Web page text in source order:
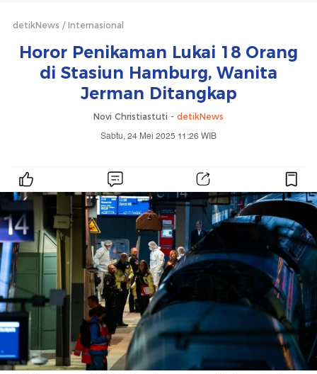
detikNews Internasional
Horor Penikaman Lukai 18 Orang
di Stasiun Hamburg, Wanita
Jerman Ditangkap
Novi Christiastuti - detikNews
Sabtu, 24 Mei 2025 11:26 WIB